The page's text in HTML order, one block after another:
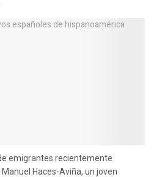
emigrantes recientemente
Haces-Aviña, un joven